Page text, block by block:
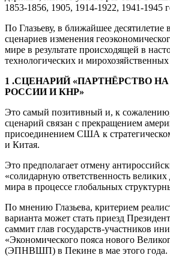
1853-1856, 1905, 1914-1922, 1941-1945
По Глазьеву, в ближайшее
сценариев изменения
мире в результате происходящей в
технологических и
1 .СЦЕНАРИЙ «ПАРТНЁРСТВО
РОССИИ И КНР»
Это самый позитивный и, к
сценарий связан с прекращением
присоединением США к
и Китая.
Это предполагает отмену
«солидарную ответственность
мира в процессе глобальных
По мнению Глазьева, критерием
варианта может стать приезд
саммит глав государств-участников
«Экономического пояса нового
(ЭПНВШП) в Пекине в мае этого года.